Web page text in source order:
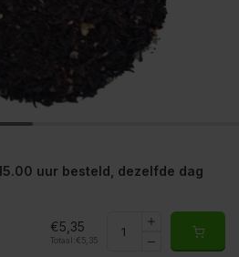
uur besteld, dezelfde dag
€5,35
Totaal: €5,35